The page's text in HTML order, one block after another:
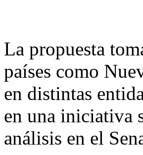
La propuesta
países como
en distintas
en una iniciativa
análisis en el